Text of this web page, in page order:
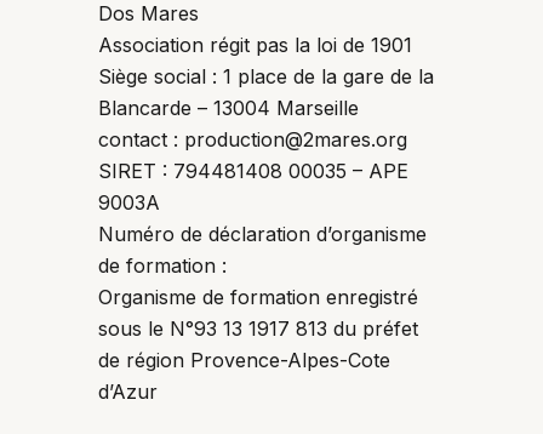
Dos Mares
Association régit pas la loi de 1901
Siège social : 1 place de la gare de la
Blancarde – 13004 Marseille
contact : production@2mares.org
SIRET : 794481408 00035 – APE
9003A
Numéro de déclaration d’organisme
de formation :
Organisme de formation enregistré
sous le N°93 13 1917 813 du préfet
de région Provence-Alpes-Cote
d’Azur